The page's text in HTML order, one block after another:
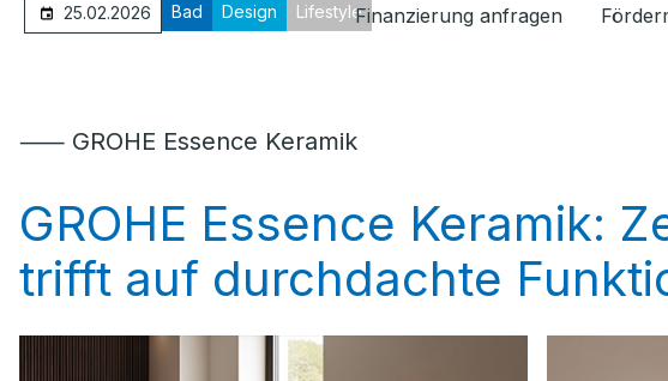
Finanzierung anfragen
25.02.2026 Bad Design Lifestyle
⸺ GROHE Essence Keramik
GROHE Essence Keramik:
trifft auf durchdachte